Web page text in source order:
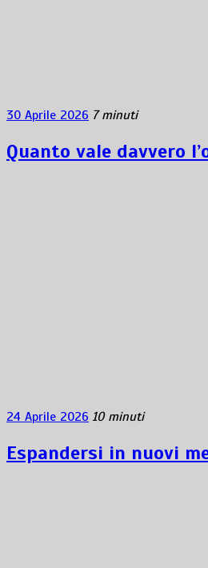
30 Aprile 2026 7 minuti
Quanto vale davvero
24 Aprile 2026 10 minuti
Espandersi in nuovi